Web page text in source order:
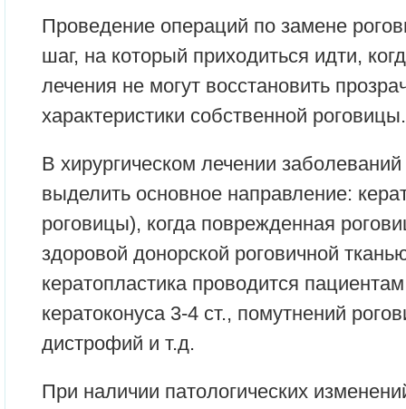
Проведение операций по замене
шаг, на который приходиться идти,
лечения не могут восстановить
характеристики собственной роговицы.
В хирургическом лечении
выделить основное направление:
роговицы), когда поврежденная
здоровой донорской роговичной
кератопластика проводится
кератоконуса 3-4 ст., помутнений
дистрофий и т.д.
При наличии патологических